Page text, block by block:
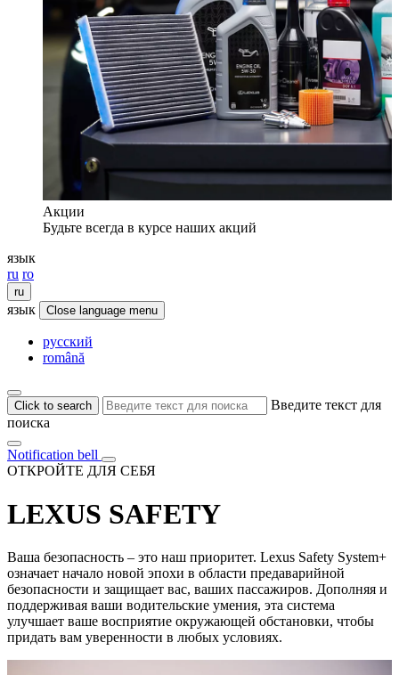
Акции
Будьте всегда в курсе наших акций
язык
ru ro
ru
язык Close language menu
русский
română
Click to search
Введите текст для
поиска
Notification bell
ОТКРОЙТЕ ДЛЯ СЕБЯ
LEXUS SAFETY
Ваша безопасность – это наш приоритет. Lexus Safety System+
означает начало новой эпохи в области предаварийной
безопасности и защищает вас, ваших пассажиров. Дополняя и
поддерживая ваши водительские умения, эта система
улучшает ваше восприятие окружающей обстановки, чтобы
придать вам уверенности в любых условиях.